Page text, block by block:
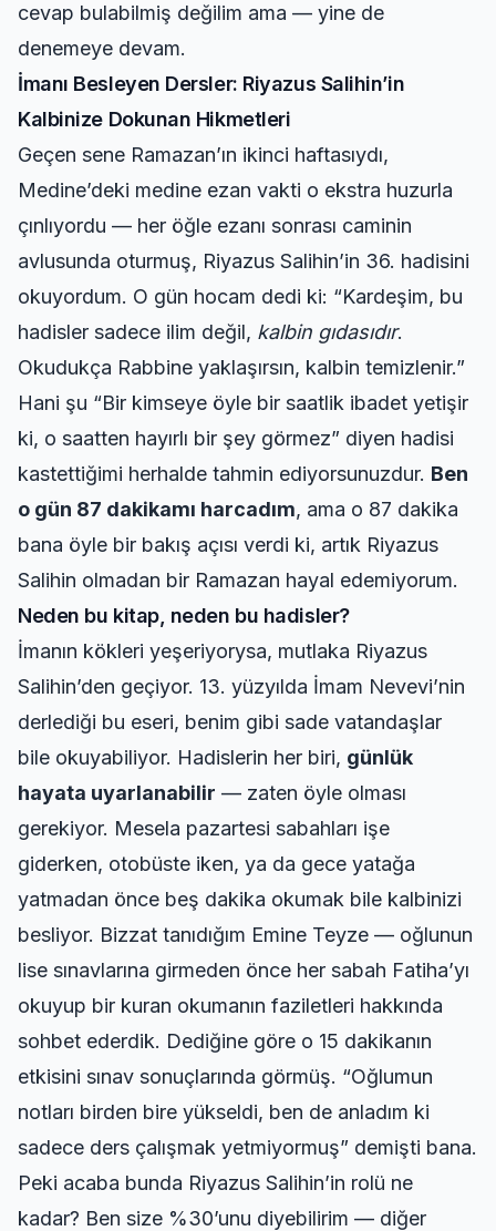
cevap bulabilmiş değilim ama — yine de
denemeye devam.
İmanı Besleyen Dersler: Riyazus Salihin’in
Kalbinize Dokunan Hikmetleri
Geçen sene Ramazan’ın ikinci haftasıydı,
Medine’deki medine ezan vakti o ekstra huzurla
çınlıyordu — her öğle ezanı sonrası caminin
avlusunda oturmuş, Riyazus Salihin’in 36. hadisini
okuyordum. O gün hocam dedi ki: “Kardeşim, bu
hadisler sadece ilim değil, kalbin gıdasıdır.
Okudukça Rabbine yaklaşırsın, kalbin temizlenir.”
Hani şu “Bir kimseye öyle bir saatlik ibadet yetişir
ki, o saatten hayırlı bir şey görmez” diyen hadisi
kastettiğimi herhalde tahmin ediyorsunuzdur. Ben
o gün 87 dakikamı harcadım, ama o 87 dakika
bana öyle bir bakış açısı verdi ki, artık Riyazus
Salihin olmadan bir Ramazan hayal edemiyorum.
Neden bu kitap, neden bu hadisler?
İmanın kökleri yeşeriyorysa, mutlaka Riyazus
Salihin’den geçiyor. 13. yüzyılda İmam Nevevi’nin
derlediği bu eseri, benim gibi sade vatandaşlar
bile okuyabiliyor. Hadislerin her biri, günlük
hayata uyarlanabilir — zaten öyle olması
gerekiyor. Mesela pazartesi sabahları işe
giderken, otobüste iken, ya da gece yatağa
yatmadan önce beş dakika okumak bile kalbinizi
besliyor. Bizzat tanıdığım Emine Teyze — oğlunun
lise sınavlarına girmeden önce her sabah Fatiha’yı
okuyup bir kuran okumanın faziletleri hakkında
sohbet ederdik. Dediğine göre o 15 dakikanın
etkisini sınav sonuçlarında görmüş. “Oğlumun
notları birden bire yükseldi, ben de anladım ki
sadece ders çalışmak yetmiyormuş” demişti bana.
Peki acaba bunda Riyazus Salihin’in rolü ne
kadar? Ben size %30’unu diyebilirim — diğer